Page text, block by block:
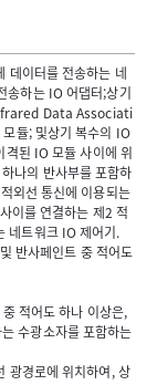
데이터를 전송하는 네
송하는 IO 어댑터;상기
Data Associati
듈; 및상기 복수의 IO
격된 IO 모듈 사이에 위
나의 반사부를 포함하
외선 통신에 이용되는
이를 연결하는 제2 적
네트워크 IO 제어기.
반사페인트 중 적어도
적어도 하나 이상은,
수광소자를 포함하는
광경로에 위치하여, 상